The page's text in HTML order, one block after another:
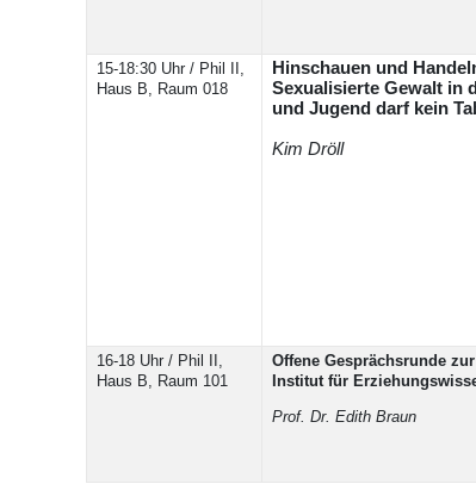
15-18:30 Uhr / Phil II,
Haus B, Raum 018
Hinschauen und
Sexualisierte Gewalt in
und Jugend darf kein
Kim Dröll
16-18 Uhr / Phil II,
Haus B, Raum 101
Offene Gesprächsrunde
Institut für
Prof. Dr. Edith Braun